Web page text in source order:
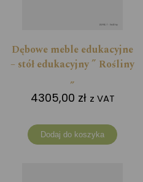
Dębowe meble edukacyjne
– stół edukacyjny ” Rośliny
„
4305,00 zł z VAT
Dodaj do koszyka